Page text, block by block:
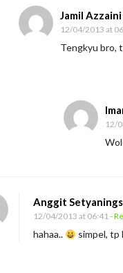
Jamil Azzaini
12/04/2013 at
Tengkyu bro,
12/
Anggit
12/04/2013 at 06:41-
hahaa.. simpel, tp